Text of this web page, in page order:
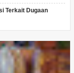
Terkait Dugaan